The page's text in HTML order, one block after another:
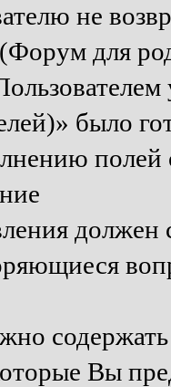
не
для
было
полей
должен
Вы